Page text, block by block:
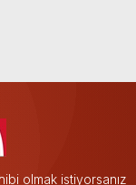
olmak istiyorsanız